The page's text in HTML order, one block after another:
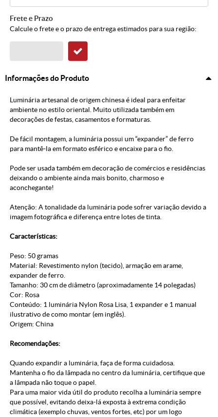
Frete e Prazo
Calcule o frete e o prazo de entrega estimados para sua região:
Informações do Produto
Luminária artesanal de origem chinesa é ideal para enfeitar
ambiente no estilo oriental. Muito utilizada também em
decorações de festas, casamentos e formaturas.
De fácil montagem, a luminária possui um “expander” de ferro
para mantê-la em formato esférico e encaixe para o fio.
Pode ser usada também em decoração de comércios e residências
deixando o ambiente ainda mais bonito, charmoso e
aconchegante!
Atenção: A tonalidade da luminária pode sofrer variação devido a
imagem fotográfica e diferença entre lotes de tinta.
Características:
Peso: 50 gramas
Material: Revestimento nylon (tecido), armação em arame,
expander de ferro.
Tamanho: 30 cm de diâmetro (aproximadamente 14 polegadas)
Cor: Rosa
Conteúdo: 1 luminária Nylon Rosa Lisa, 1 expander e 1 manual
ilustrativo de como montar (em inglês).
Origem: China
Recomendações:
Quando expandir a luminária, faça de forma cuidadosa.
Mantenha o fio da lâmpada no centro da luminária, certifique que
a lâmpada não toque o papel.
Para uma maior vida útil do produto recolha a luminária sempre
que possível, evitando deixa-lá exposta à extrema condição
climática (exemplo chuvas, ventos fortes, etc) por um logo